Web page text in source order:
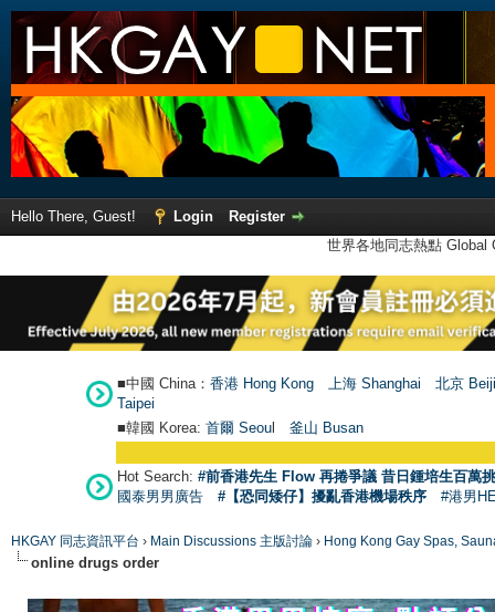
Hello There, Guest! Login
Register
世界各地同志熱點
■中國 China： 香港 Hong Kong 上海 Shanghai
北京
Taipei
■韓國 Korea: 首爾 Seoul 釜山 Busan
Hot Search: #前香港先生 Flow 再捲爭議 昔日鍾培生百萬
國泰男男廣告
#【恐同矮仔】擾亂香港機場秩序 #港男
HKGAY 同志資訊平台 › Main Discussions 主版討論 › Hong Kong Gay Spas,
online drugs order